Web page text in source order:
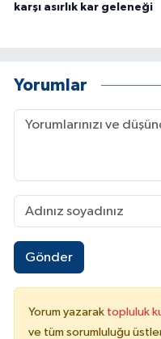
karşı asırlık kar geleneği
Yorumlar
Gönder
Yorum yazarak topluluk
ve tüm sorumluluğu